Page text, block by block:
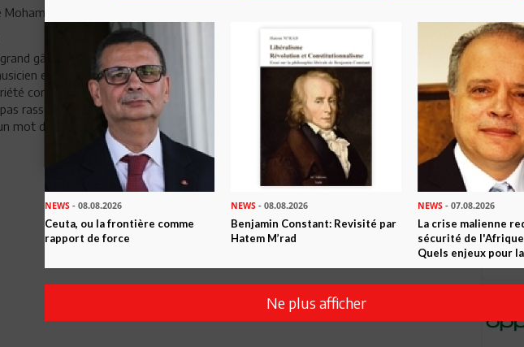
Mohamed Gammoudi,je crois que je peus aider.faites le moi savoir...avec plaisirs
gâchis que de perdre des richesses culturelles comme celles de Mohamed
et poète hors norme, sous d'autres cieux, on aurait fait de lui une vedette
comme Mohamed ABDELWAHAB... Déjà, on se demande pourquoi est ce que ses
rassemblées dans des albums sur CD par exemple. J'espère que l'adjectif "détruits"
mot de plus dans votre article....
NEWS - 08.08.2026
Ceuta, ou la frontière comme
rapport de force
NEWS - 08.08.2026
Benjamin Constant: Revisité par
Hatem M’rad
NEWS- 07.08.2026
La crise malienne
sécurité de
Quels enjeux pour
Ne plus afficher